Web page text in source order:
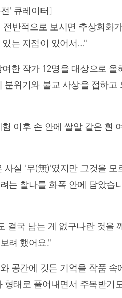
' 큐레이터]
반적으로 보시면 추상회화
는 지점이 있어서..."
한 작가 12명을 대상으로
분위기와 불교 사상을 접하
이후 손 안에 쌀알 같은 흰
사실 '무(無)'였지만 그것을
는 찰나를 화폭 안에 담았습
결국 남는 게 없구나란 것을
려 했어요."
공간에 깃든 기억을 작품
형태로 풀어내면서 주목받기